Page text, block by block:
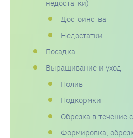
недостатки)
Достоинства
Недостатки
Посадка
Выращивание и уход
Полив
Подкормки
Обрезка в течение
Формировка,